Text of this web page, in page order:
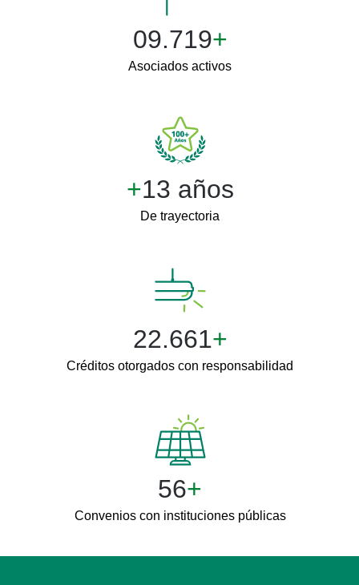
11.999+
Asociados activos
+15 años
De trayectoria
24.999+
Créditos otorgados con responsabilidad
60+
Convenios con instituciones públicas